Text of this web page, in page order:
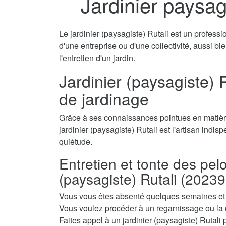
Le jardinier (paysagiste) Rutali est un
d'une entreprise ou d'une collectivité, aussi
l'entretien d'un jardin.
Jardinier (paysagiste)
de jardinage
Grâce à ses connaissances pointues en
jardinier (paysagiste) Rutali est l'artisan
quiétude.
Entretien et tonte des
(paysagiste) Rutali
Vous vous êtes absenté quelques semaines
Vous voulez procéder à un regarnissage ou
Faites appel à un jardinier (paysagiste)